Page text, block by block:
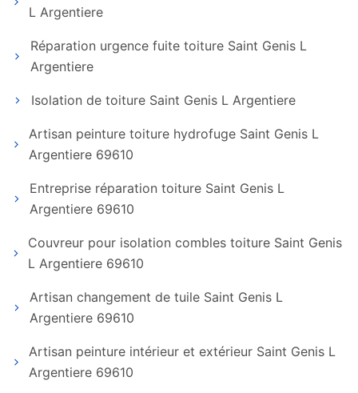
L Argentiere
Réparation urgence fuite toiture Saint Genis L
Argentiere
Isolation de toiture Saint Genis L Argentiere
Artisan peinture toiture hydrofuge Saint Genis L
Argentiere 69610
Entreprise réparation toiture Saint Genis L
Argentiere 69610
Couvreur pour isolation combles toiture Saint Genis
L Argentiere 69610
Artisan changement de tuile Saint Genis L
Argentiere 69610
Artisan peinture intérieur et extérieur Saint Genis L
Argentiere 69610